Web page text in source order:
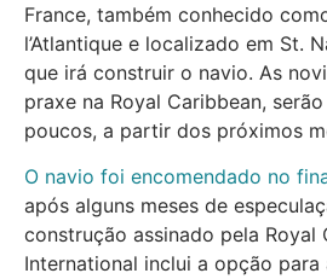
France, também conhecido
l’Atlantique e localizado em St.
que irá construir o navio. As
praxe na Royal Caribbean,
poucos, a partir dos próximos
O navio foi encomendado no
após alguns meses de
construção assinado pela Royal
International inclui a opção